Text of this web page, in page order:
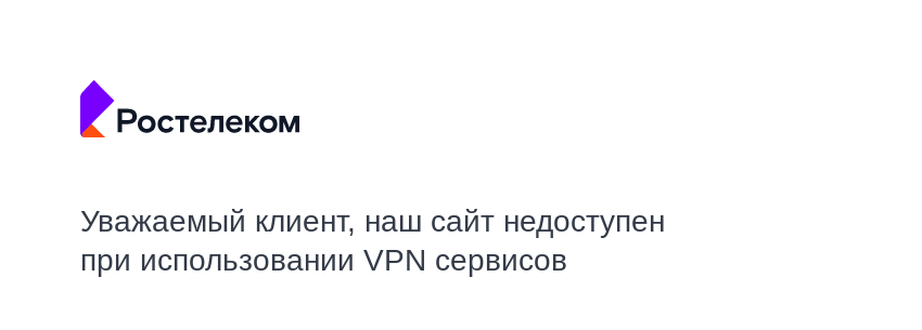
Уважаемый клиент, наш сайт недоступен
при использовании VPN сервисов